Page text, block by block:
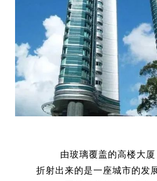
由玻璃覆盖的高楼大厦
折射出来的是一座城市的发